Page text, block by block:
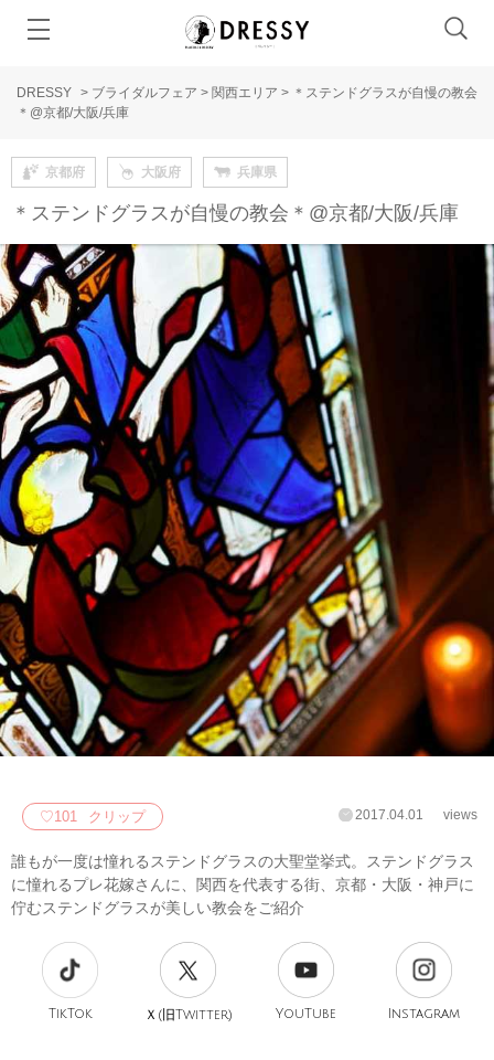
DRESSY > ブライダルフェア > 関西エリア > ＊ステンドグラスが自慢の教会
＊@京都/大阪/兵庫
京都府 大阪府 兵庫県
＊ステンドグラスが自慢の教会＊@京都/大阪/兵庫
♡101 クリップ 2017.04.01 views
誰もが一度は憧れるステンドグラスの大聖堂挙式。ステンドグラス
に憧れるプレ花嫁さんに、関西を代表する街、京都・大阪・神戸に
佇むステンドグラスが美しい教会をご紹介
TikTok Ｘ(旧 Twitter) YouTube Instagram